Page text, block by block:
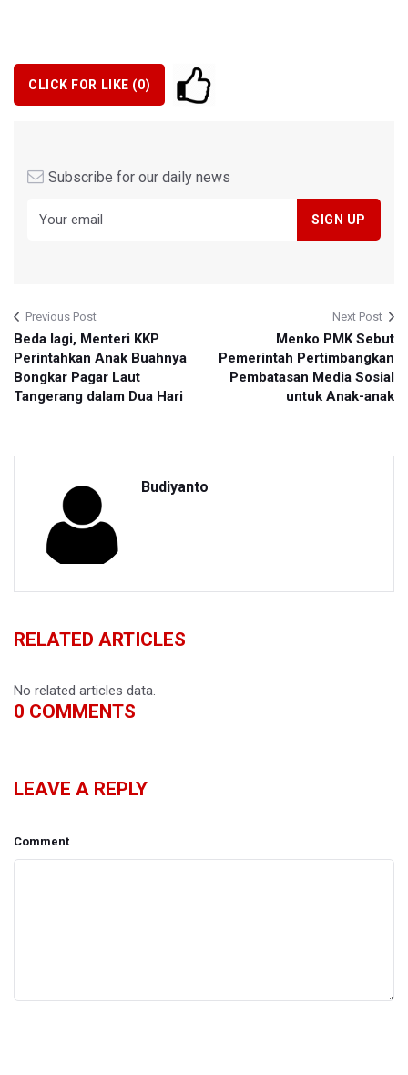
CLICK FOR LIKE (0)
Subscribe for our daily news
Previous Post
Beda lagi, Menteri KKP
Perintahkan Anak Buahnya
Bongkar Pagar Laut
Tangerang dalam Dua Hari
Next Post
Menko PMK Sebut
Pemerintah Pertimbangkan
Pembatasan Media Sosial
untuk Anak-anak
Budiyanto
RELATED ARTICLES
No related articles data.
0 COMMENTS
LEAVE A REPLY
Comment